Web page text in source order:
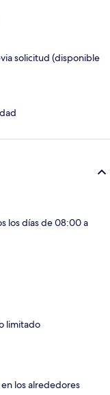
solicitud (disponible
los días de 08:00 a
limitado
los alrededores